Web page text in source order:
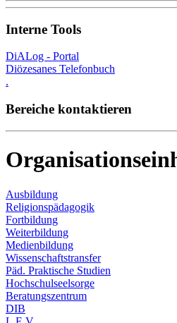
Interne Tools
DiALog - Portal
Diözesanes Telefonbuch
.
Bereiche kontaktieren
Ausbildung
Religionspädagogik
Fortbildung
Weiterbildung
Medienbildung
Wissenschaftstransfer
Päd. Praktische Studien
Hochschulseelsorge
Beratungszentrum
DIB